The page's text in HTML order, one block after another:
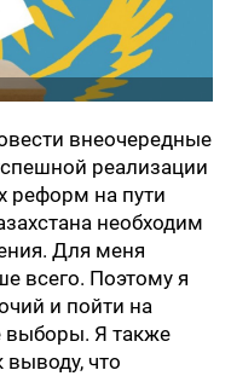
внеочередные
реализации
реформ на пути
необходим
Для меня
всего. Поэтому я
и пойти на
выборы. Я также
что